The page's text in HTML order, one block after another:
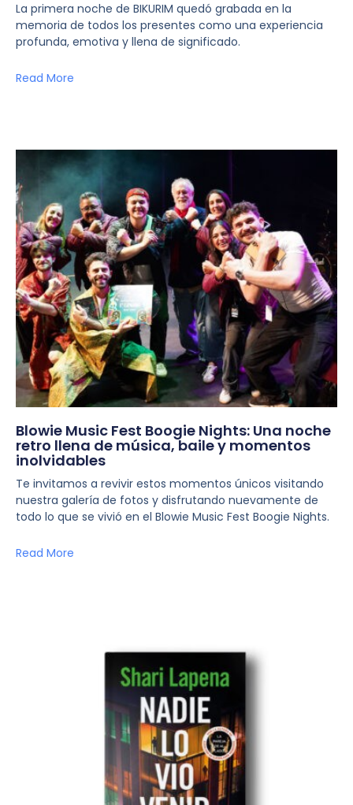
La primera noche de BIKURIM quedó grabada en la
memoria de todos los presentes como una experiencia
profunda, emotiva y llena de significado.
Read More
Blowie Music Fest Boogie Nights: Una noche
retro llena de música, baile y momentos
inolvidables
Te invitamos a revivir estos momentos únicos visitando
nuestra galería de fotos y disfrutando nuevamente de
todo lo que se vivió en el Blowie Music Fest Boogie Nights.
Read More